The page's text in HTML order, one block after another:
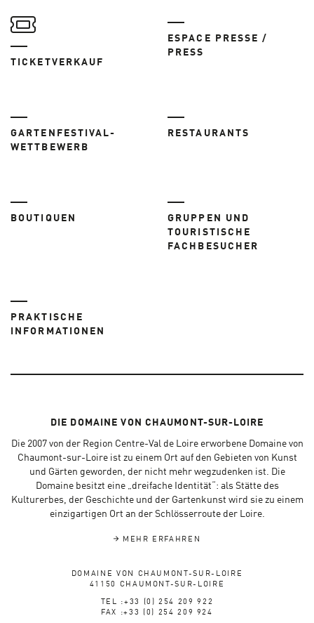
TICKETVERKAUF
ESPACE PRESSE /
PRESS
GARTENFESTIVAL-
WETTBEWERB
RESTAURANTS
BOUTIQUEN
GRUPPEN UND
TOURISTISCHE
FACHBESUCHER
PRAKTISCHE
INFORMATIONEN
DIE DOMAINE VON CHAUMONT-SUR-LOIRE
Die 2007 von der Region Centre-Val de Loire erworbene Domaine von
Chaumont-sur-Loire ist zu einem Ort auf den Gebieten von Kunst
und Gärten geworden, der nicht mehr wegzudenken ist. Die
Domaine besitzt eine „dreifache Identität“: als Stätte des
Kulturerbes, der Geschichte und der Gartenkunst wird sie zu einem
einzigartigen Ort an der Schlösserroute der Loire.
MEHR ERFAHREN
DOMAINE VON CHAUMONT-SUR-LOIRE
41150 CHAUMONT-SUR-LOIRE
TEL :+33 (0) 254 209 922
FAX :+33 (0) 254 209 924